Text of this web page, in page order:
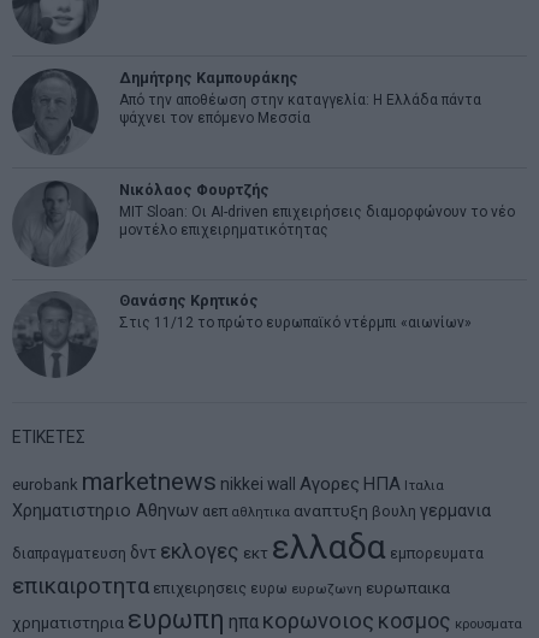
Δημήτρης Καμπουράκης
Από την αποθέωση στην καταγγελία: Η Ελλάδα πάντα
ψάχνει τον επόμενο Μεσσία
Νικόλαος Φουρτζής
MIT Sloan: Οι AI-driven επιχειρήσεις διαμορφώνουν το νέο
μοντέλο επιχειρηματικότητας
Θανάσης Κρητικός
Στις 11/12 το πρώτο ευρωπαϊκό ντέρμπι «αιωνίων»
ΕΤΙΚΕΤΕΣ
eurobank marketnews nikkei wall Αγορες ΗΠΑ Ιταλια
Χρηματιστηριο Αθηνων αεπ αθλητικα αναπτυξη βουλη γερμανια
διαπραγματευση δντ εκλογες εκτ ελλαδα εμπορευματα
επικαιροτητα επιχειρησεις ευρω ευρωζωνη ευρωπαικα
χρηματιστηρια ευρωπη ηπα κορωνοιος κοσμος κρουσματα